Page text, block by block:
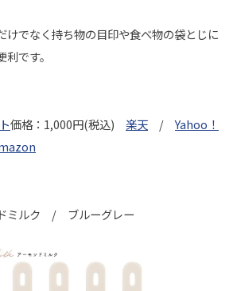
けでなく持ち物の目印や食べ物の袋とじに
です。
価格：1,000円(税込) 楽天 /Yahoo！
ミルク / ブルーグレー